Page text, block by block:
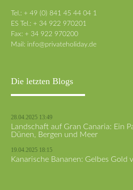
Tel.: + 49 (0) 841 45 44 04 1
ES Tel.: + 34 922 970201
Fax: + 34 922 970200
Mail: info@privateholiday.de
Die letzten Blogs
28.04.2025 13:49
Landschaft auf Gran Canaria: Ein
Dünen, Bergen und Meer
19.04.2025 18:15
Kanarische Bananen: Gelbes Gold